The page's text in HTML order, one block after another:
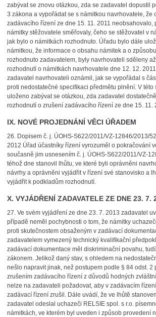
zabývat se znovu otázkou, zda se zadavatel dopustil
3 zákona a vypořádat se s námitkou navrhovatele, že
zadávacího řízení ze dne 15. 11. 2011 neobsahovalo,
námitky stěžovatele směřovaly, čeho se stěžovatel v
jak bylo o námitkách rozhodnuto. Úřadu bylo dále
námitkou, že informace o obsahu námitek a o
rozhodnuto zadavatelem, byly navrhovateli sděleny
rozhodnutí o námitkách navrhovatele dne 12. 12.
zadavatel navrhovateli oznámil, jak se vypořádal s
proti nedostatečné specifikaci předmětu plnění. V této
uloženo zabývat se otázkou, zda zadavatel
rozhodnutí o zrušení zadávacího řízení ze dne 15. 11.
IX. NOVÉ PROJEDNÁNÍ VĚCI ÚŘADEM
26. Dopisem č. j. ÚOHS-S622/2011/VZ-12846/2013/
2012 Úřad účastníky řízení vyrozuměl o pokračování
současně jim usnesením č. j. ÚOHS-S622/2011/VZ-
téhož dne stanovil lhůtu, ve které byli oprávněni
návrhy a oprávněni vyjádřit v řízení své stanovisko a
vyjádřit k podkladům rozhodnutí.
X. VYJÁDŘENÍ ZADAVATELE ZE DNE 23. 7.
27. Ve svém vyjádření ze dne 23. 7. 2013 zadavatel
případě neměl pochybnosti o tom, že námitky
proti skutečnostem obsaženým v zadávací
zadavatelem vymezený technický kvalifikační
zadávací dokumentace měl diskriminační povahu,
zákonem. Jelikož daný stav, s ohledem na
nešlo napravit jinak, než postupem podle § 84 odst. 2
zrušením zadávacího řízení z důvodů hodných
nelze na zadavateli požadovat, aby v zadávacím
zadávací řízení zrušil. Dále uvádí, že ve lhůtě
zadavatel odeslal uchazeči RELSIE spol. s r.o.
námitkách, ve kterém byl uveden i způsob provedení